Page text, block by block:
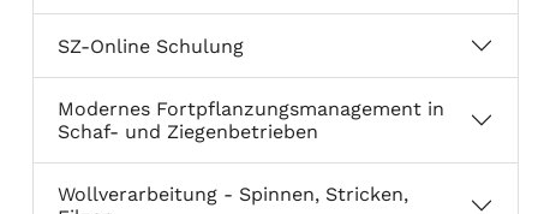
SZ-Online Schulung
Modernes Fortpflanzungsmanagement in
Schaf- und Ziegenbetrieben
Wollverarbeitung - Spinnen, Stricken,